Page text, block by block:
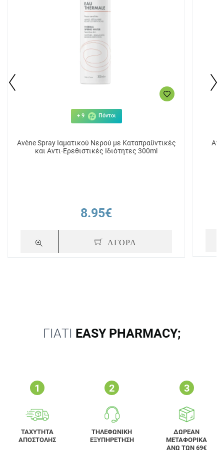
+ 9 Πόντοι
Avène Spray Ιαματικού Νερού με Καταπραϋντικές
και Αντι-Ερεθιστικές Ιδιότητες 300ml
8.95€
ΑΓΟΡΑ
ΓΙΑΤΙ EASY PHARMACY;
ΤΑΧΥΤΗΤΑ
ΑΠΟΣΤΟΛΗΣ
ΤΗΛΕΦΩΝΙΚΗ
ΕΞΥΠΗΡΕΤΗΣΗ
ΔΩΡΕΑΝ
ΜΕΤΑΦΟΡΙΚΑ
ΑΝΩ ΤΩΝ 69€